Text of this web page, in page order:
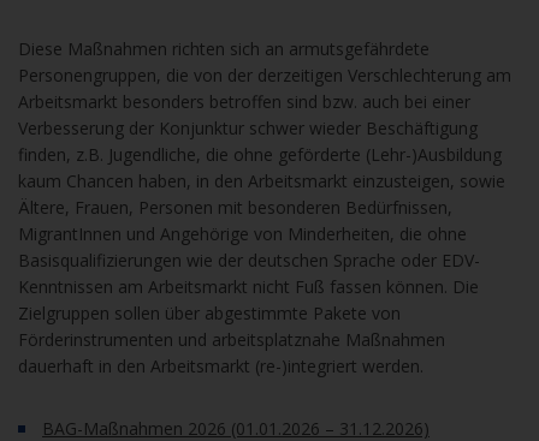
Diese Maßnahmen richten sich an armutsgefährdete
Personengruppen, die von der derzeitigen Verschlechterung am
Arbeitsmarkt besonders betroffen sind bzw. auch bei einer
Verbesserung der Konjunktur schwer wieder Beschäftigung
finden, z.B. Jugendliche, die ohne geförderte (Lehr-)Ausbildung
kaum Chancen haben, in den Arbeitsmarkt einzusteigen, sowie
Ältere, Frauen, Personen mit besonderen Bedürfnissen,
MigrantInnen und Angehörige von Minderheiten, die ohne
Basisqualifizierungen wie der deutschen Sprache oder EDV-
Kenntnissen am Arbeitsmarkt nicht Fuß fassen können. Die
Zielgruppen sollen über abgestimmte Pakete von
Förderinstrumenten und arbeitsplatznahe Maßnahmen
dauerhaft in den Arbeitsmarkt (re-)integriert werden.
BAG-Maßnahmen 2026 (01.01.2026 – 31.12.2026)